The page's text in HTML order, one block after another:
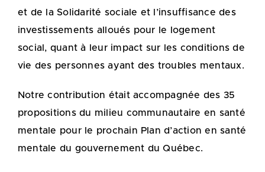
et de la Solidarité sociale et l’insuffisance des
investissements alloués pour le logement
social, quant à leur impact sur les conditions de
vie des personnes ayant des troubles mentaux.
Notre contribution était accompagnée des 35
propositions du milieu communautaire en santé
mentale pour le prochain Plan d’action en santé
mentale du gouvernement du Québec.